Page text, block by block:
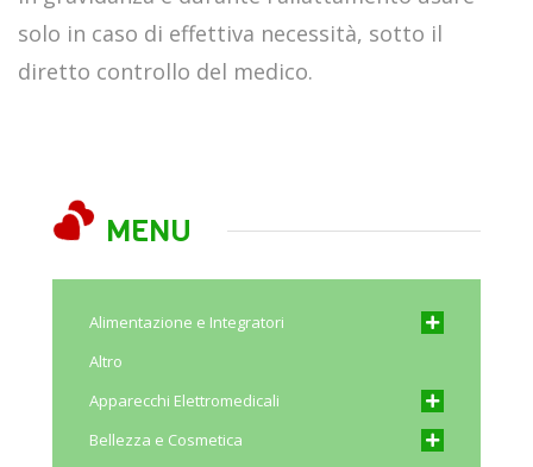
solo in caso di effettiva necessità, sotto il
diretto controllo del medico.
MENU
Alimentazione e Integratori
Altro
Apparecchi Elettromedicali
Bellezza e Cosmetica